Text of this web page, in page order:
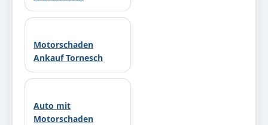
Motorschaden
Ankauf Tornesch
Auto mit
Motorschaden